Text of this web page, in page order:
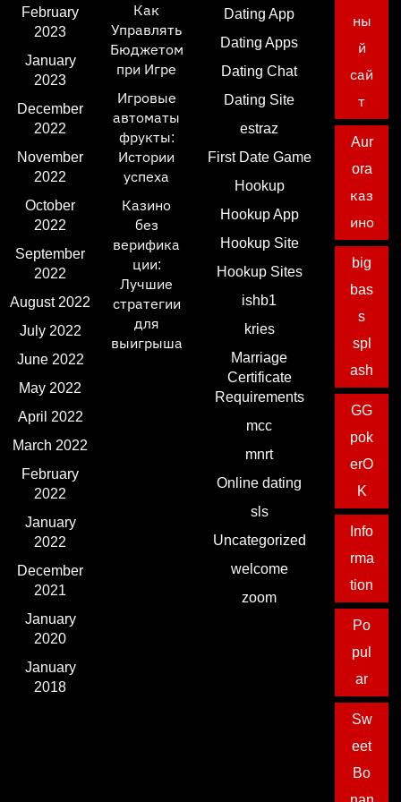
February
2023
January
2023
December
2022
November
2022
October
2022
September
2022
August 2022
July 2022
June 2022
May 2022
April 2022
March 2022
February
2022
January
2022
December
2021
January
2020
January
2018
Как
Управлять
Бюджетом
при Игре
Игровые
автоматы
фрукты:
Истории
успеха
Казино
без
верифика
ции:
Лучшие
стратегии
для
выигрыша
Dating App
Dating Apps
Dating Chat
Dating Site
estraz
First Date Game
Hookup
Hookup App
Hookup Site
Hookup Sites
ishb1
kries
Marriage
Certificate
Requirements
mcc
mnrt
Online dating
sls
Uncategorized
welcome
zoom
ны
й
сай
т
Aur
ora
каз
ино
big
bas
s
spl
ash
GG
pok
erO
K
Info
rma
tion
Po
pul
ar
Sw
eet
Bo